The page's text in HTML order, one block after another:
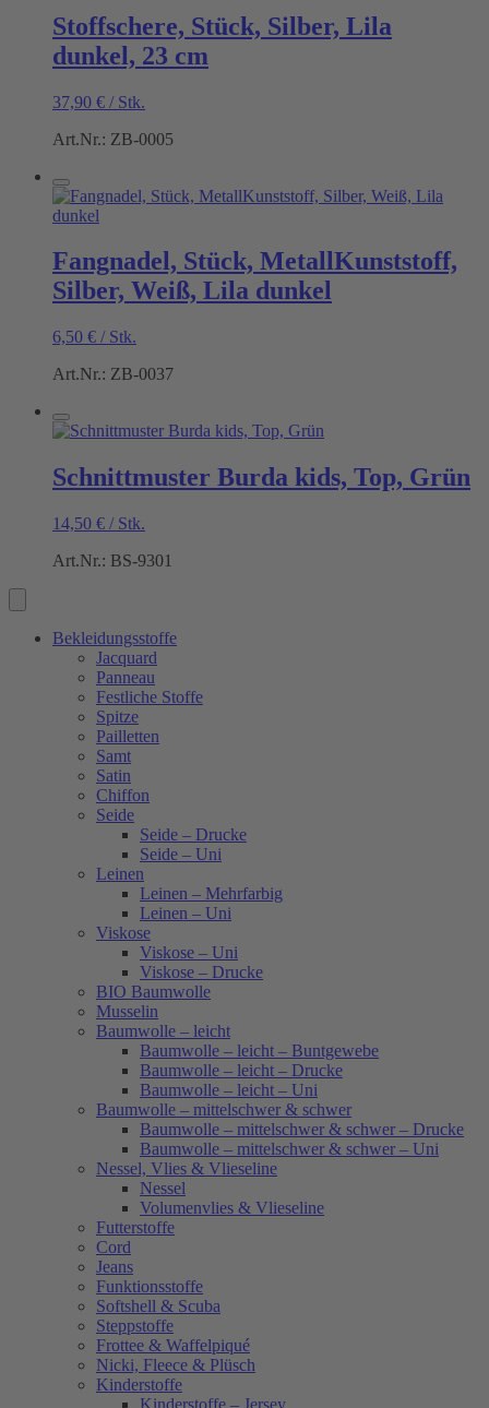
Stoffschere, Stück, Silber, Lila
dunkel, 23 cm
37,90 € / Stk.
Art.Nr.: ZB-0005
Fangnadel, Stück, MetallKunststoff,
Silber, Weiß, Lila dunkel
6,50 € / Stk.
Art.Nr.: ZB-0037
Schnittmuster Burda kids, Top, Grün
14,50 € / Stk.
Art.Nr.: BS-9301
Bekleidungsstoffe
Jacquard
Panneau
Festliche Stoffe
Spitze
Pailletten
Samt
Satin
Chiffon
Seide
Seide – Drucke
Seide – Uni
Leinen
Leinen – Mehrfarbig
Leinen – Uni
Viskose
Viskose – Uni
Viskose – Drucke
BIO Baumwolle
Musselin
Baumwolle – leicht
Baumwolle – leicht – Buntgewebe
Baumwolle – leicht – Drucke
Baumwolle – leicht – Uni
Baumwolle – mittelschwer & schwer
Baumwolle – mittelschwer & schwer – Drucke
Baumwolle – mittelschwer & schwer – Uni
Nessel, Vlies & Vlieseline
Nessel
Volumenvlies & Vlieseline
Futterstoffe
Cord
Jeans
Funktionsstoffe
Softshell & Scuba
Steppstoffe
Frottee & Waffelpiqué
Nicki, Fleece & Plüsch
Kinderstoffe